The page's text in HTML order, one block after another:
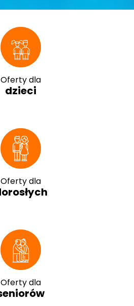
Oferty dla
dzieci
Oferty dla
Oferty dla